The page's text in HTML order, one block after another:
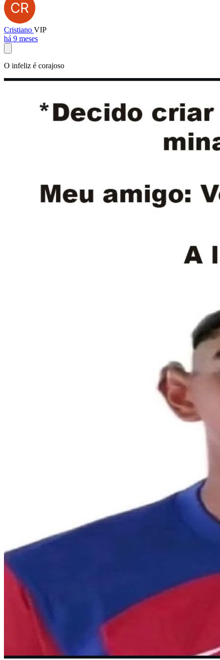
Cristiano VIP
há 9 meses
O infeliz é corajoso